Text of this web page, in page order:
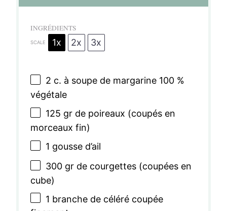
s
s
s
s
INGRÉDIENTS
SCALE 1x 2x 3x
2 c. à soupe de margarine 100 %
végétale
125 gr de poireaux (coupés en
morceaux fin)
1 gousse d’ail
300gr de courgettes (coupées en
cube)
1 branche de céléré coupée